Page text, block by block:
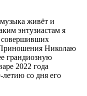
живёт и
энтузиастам я
Николаю
грандиозную
2022 года
со дня его